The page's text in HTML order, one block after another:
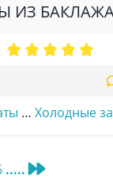
ИЗ
… Холодные
.....